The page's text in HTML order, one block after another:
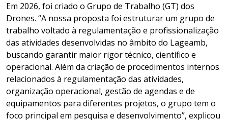
Em 2026, foi criado o Grupo de Trabalho (GT) dos
Drones. “A nossa proposta foi estruturar um grupo de
trabalho voltado à regulamentação e profissionalização
das atividades desenvolvidas no âmbito do Lageamb,
buscando garantir maior rigor técnico, científico e
operacional. Além da criação de procedimentos internos
relacionados à regulamentação das atividades,
organização operacional, gestão de agendas e de
equipamentos para diferentes projetos, o grupo tem o
foco principal em pesquisa e desenvolvimento”, explicou